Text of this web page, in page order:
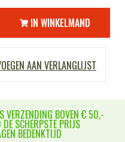
IN WINKELMAND
AAN VERLANGLIJST
VERZENDING BOVEN € 50,-
SCHERPSTE PRIJS
BEDENKTIJD